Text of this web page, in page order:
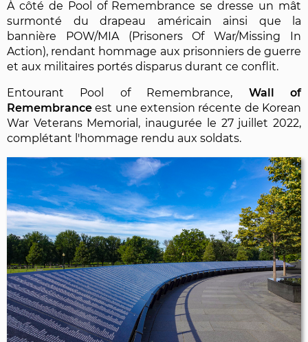
À côté de Pool of Remembrance se dresse un mât
surmonté du drapeau américain ainsi que la
bannière POW/MIA (Prisoners Of War/Missing In
Action), rendant hommage aux prisonniers de guerre
et aux militaires portés disparus durant ce conflit.
Entourant Pool of Remembrance, Wall of
Remembrance est une extension récente de Korean
War Veterans Memorial, inaugurée le 27 juillet 2022,
complétant l'hommage rendu aux soldats.